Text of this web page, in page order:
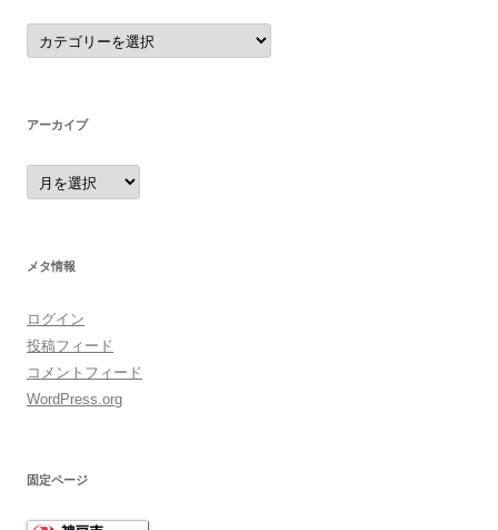
カ
テ
ゴ
アーカイブ
ア
ー
カ
メタ情報
ログイン
投稿フィード
コメントフィード
WordPress.org
固定ページ